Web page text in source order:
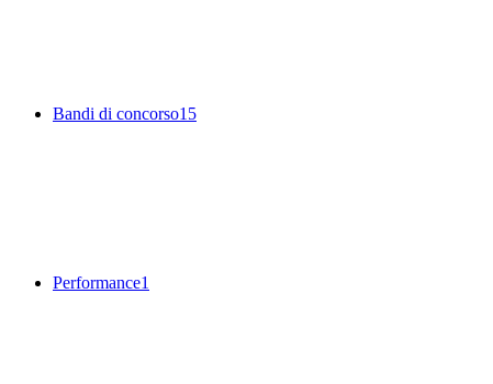
Bandi di concorso15
Performance1